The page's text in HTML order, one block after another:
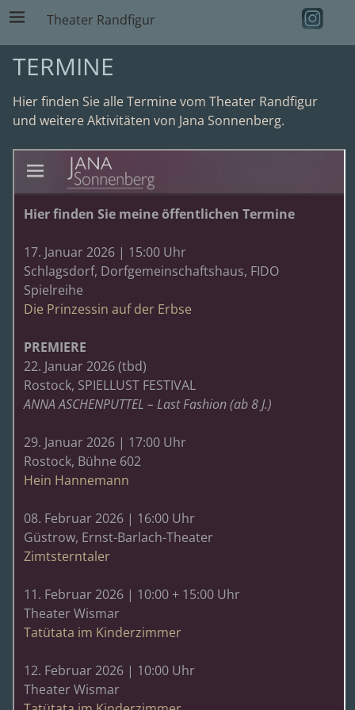
Theater Randfigur
TERMINE
Hier finden Sie alle Termine vom Theater Randfigur
und weitere Aktivitäten von Jana Sonnenberg.